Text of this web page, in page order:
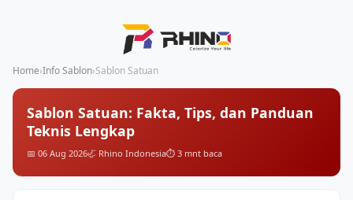
Home›Info Sablon›Sablon Satuan
Sablon Satuan: Fakta, Tips, dan Panduan
Teknis Lengkap
📅 06 Aug 2026🦏 Rhino Indonesia⏱️ 3 mnt baca